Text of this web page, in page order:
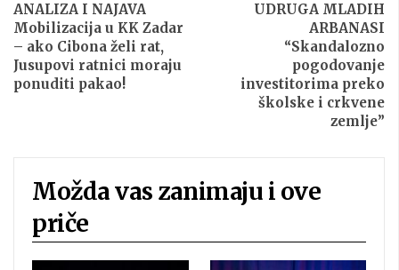
ANALIZA I NAJAVA
Mobilizacija u KK Zadar
– ako Cibona želi rat,
Jusupovi ratnici moraju
ponuditi pakao!
UDRUGA MLADIH
ARBANASI
“Skandalozno
pogodovanje
investitorima preko
školske i crkvene
zemlje”
Možda vas zanimaju i ove
priče